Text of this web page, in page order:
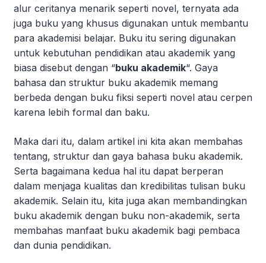
alur ceritanya menarik seperti novel, ternyata ada
juga buku yang khusus digunakan untuk membantu
para akademisi belajar. Buku itu sering digunakan
untuk kebutuhan pendidikan atau akademik yang
biasa disebut dengan “buku akademik“. Gaya
bahasa dan struktur buku akademik memang
berbeda dengan buku fiksi seperti novel atau cerpen
karena lebih formal dan baku.
Maka dari itu, dalam artikel ini kita akan membahas
tentang, struktur dan gaya bahasa buku akademik.
Serta bagaimana kedua hal itu dapat berperan
dalam menjaga kualitas dan kredibilitas tulisan buku
akademik. Selain itu, kita juga akan membandingkan
buku akademik dengan buku non-akademik, serta
membahas manfaat buku akademik bagi pembaca
dan dunia pendidikan.